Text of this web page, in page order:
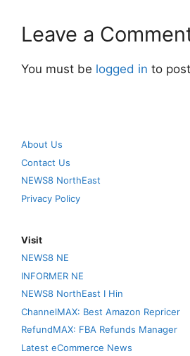
Leave a
You must be logged in to
About Us
Contact Us
NEWS8 NorthEast
Privacy Policy
Visit
NEWS8 NE
INFORMER NE
NEWS8 NorthEast I Hin
ChannelMAX: Best Amazon Repricer
RefundMAX: FBA Refunds Manager
Latest eCommerce News